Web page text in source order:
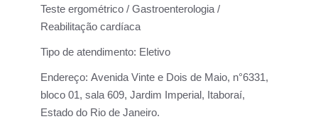
Teste ergométrico / Gastroenterologia /
Reabilitação cardíaca
Tipo de atendimento: Eletivo
Endereço: Avenida Vinte e Dois de Maio, n°6331,
bloco 01, sala 609, Jardim Imperial, Itaboraí,
Estado do Rio de Janeiro.